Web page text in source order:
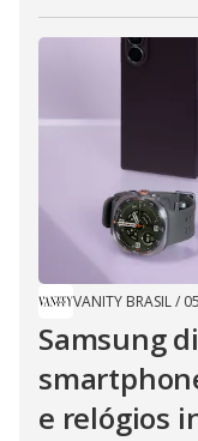
VANITY BRASIL/
Samsung
e relógios